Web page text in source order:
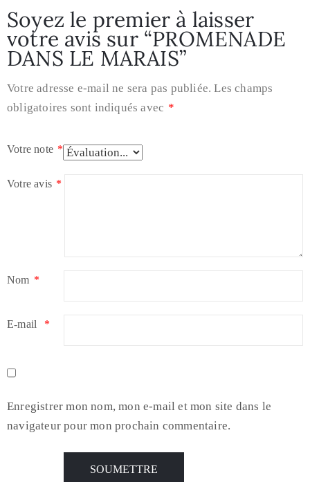
Soyez le premier à laisser
votre avis sur “PROMENADE
DANS LE MARAIS”
Votre adresse e-mail ne sera pas publiée. Les champs
obligatoires sont indiqués avec *
Votre note *
Votre avis *
Nom *
E-mail *
Enregistrer mon nom, mon e-mail et mon site dans le
navigateur pour mon prochain commentaire.